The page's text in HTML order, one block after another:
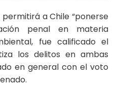
a Chile “ponerse
penal en materia
fue calificado el
los delitos en ambas
en general con el voto